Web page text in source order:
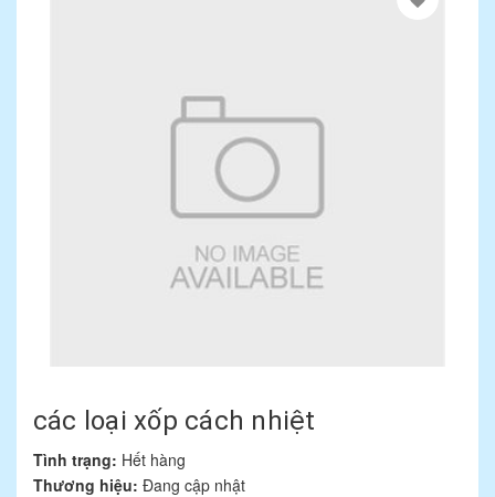
các loại xốp cách nhiệt
Tình trạng: Hết hàng
Thương hiệu: Đang cập nhật